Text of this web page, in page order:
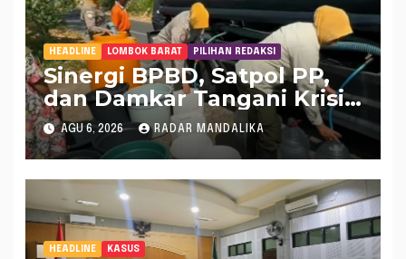
HEADLINE LOMBOK BARAT PILIHAN REDAKSI
Sinergi BPBD, Satpol PP,
dan Damkar Tangani Krisis
Air Bersih di Lobar
AGU 6, 2026 RADAR MANDALIKA
HEADLINE KASUS